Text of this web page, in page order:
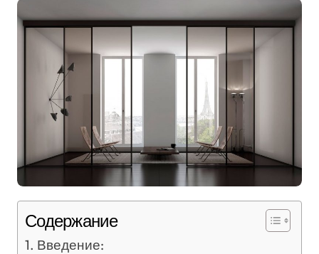
Содержание
Введение: